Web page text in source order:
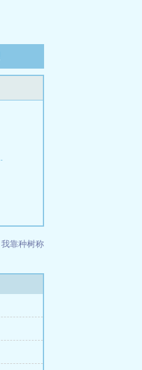
我靠种树称